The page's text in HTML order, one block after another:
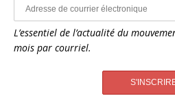
L’essentiel de l’actualité du
mois par courriel.